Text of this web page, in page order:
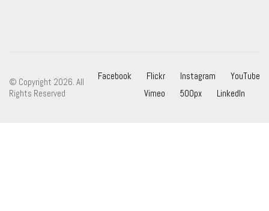
Facebook Flickr Instagram
YouTube
Vimeo
500px LinkedIn
© Copyright 2026. All
Rights Reserved